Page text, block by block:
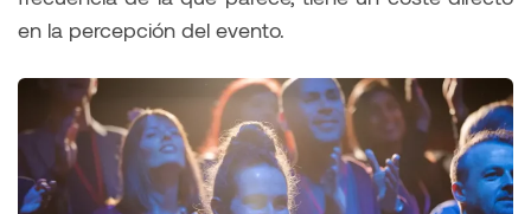
en la percepción del evento.